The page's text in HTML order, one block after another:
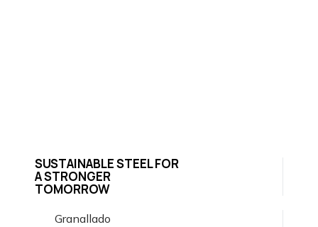
SUSTAINABLE STEEL FOR
A STRONGER
TOMORROW
Granallado